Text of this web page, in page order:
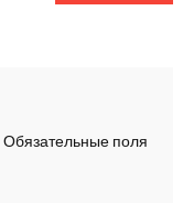
Обязательные поля